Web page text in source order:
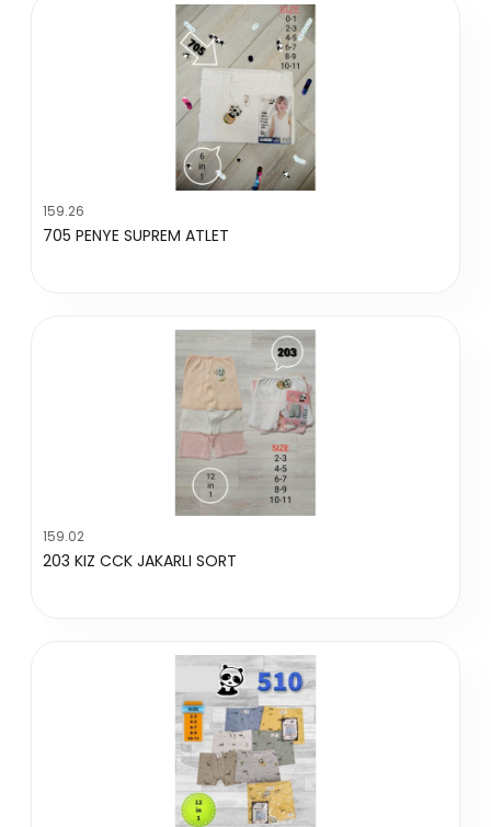
159.26
705 PENYE SUPREM ATLET
159.02
203 KIZ CCK JAKARLI SORT